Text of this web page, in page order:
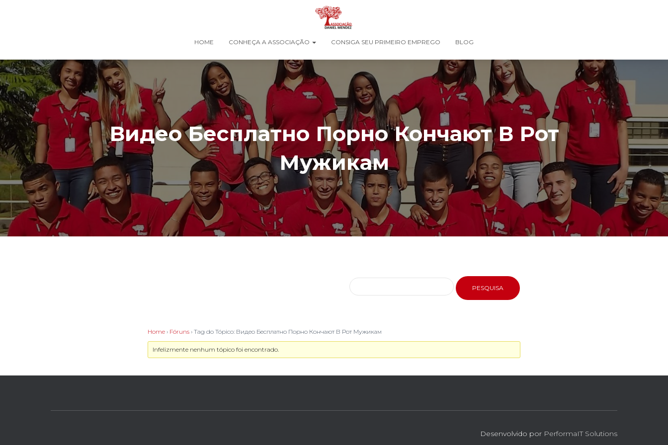
HOME CONHEÇA A ASSOCIAÇÃO CONSIGA SEU PRIMEIRO EMPREGO BLOG
Видео Бесплатно Порно Кончают В Рот
Мужикам
Home › Fóruns › Tag do Tópico: Видео Бесплатно Порно Кончают В Рот Мужикам
Infelizmente nenhum tópico foi encontrado.
Desenvolvido por PerformaIT Solutions